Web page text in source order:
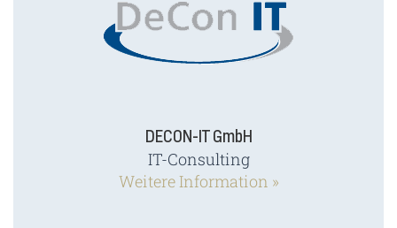
DECON-IT GmbH
IT-Consulting
Weitere Information »